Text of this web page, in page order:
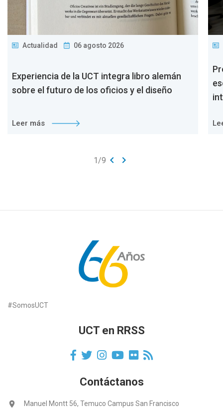
Actualidad 06 agosto 2026
Experiencia de la UCT integra libro alemán
sobre el futuro de los oficios y el diseño
Leer más
1/9 keyboard_arrow_left keyboard_arrow_right
#SomosUCT
UCT en RRSS
Contáctanos
location_on Manuel Montt 56, Temuco Campus San Francisco